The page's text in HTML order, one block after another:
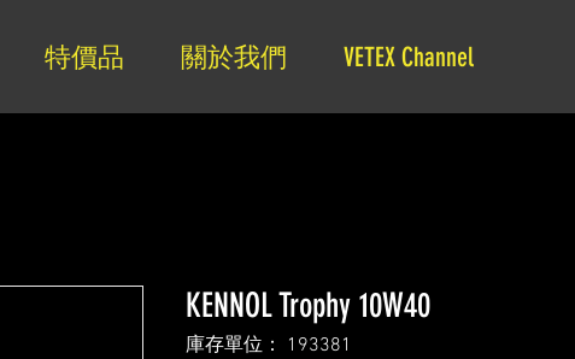
特價品 關於我們 VETEX Channel
KENNOL Trophy 10W40
庫存單位： 193381